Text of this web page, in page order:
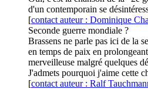
d'un contemporain se
[contact auteur : Dominique
Seconde guerre mondiale ?
Brassens ne parle pas ici de la
en temps de paix en
merveilleuse malgré quelques
J'admets pourquoi j'aime cette
[contact auteur : Ralf